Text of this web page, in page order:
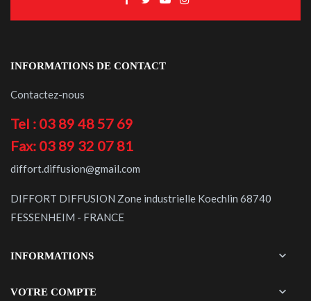
INFORMATIONS DE CONTACT
Contactez-nous
Tel : 03 89 48 57 69
Fax: 03 89 32 07 81
diffort.diffusion@gmail.com
DIFFORT DIFFUSION Zone industrielle Koechlin 68740
FESSENHEIM - FRANCE
INFORMATIONS 
VOTRE COMPTE 